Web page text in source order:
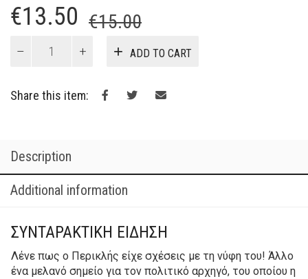
€15.00Original
price
was:
€15.00.
€13.50
Current
price
is:
€13.50.
αθηναϊκά
quantity
ADD TO CART
Share this item:
Description
Additional information
ΣΥΝΤΑΡΑΚΤΙΚΗ ΕΙΔΗΣΗ
Λένε πως ο Περικλής είχε σχέσεις με τη νύφη του! Άλλο
ένα μελανό σημείο για τον πολιτικό αρχηγό, του οποίου η